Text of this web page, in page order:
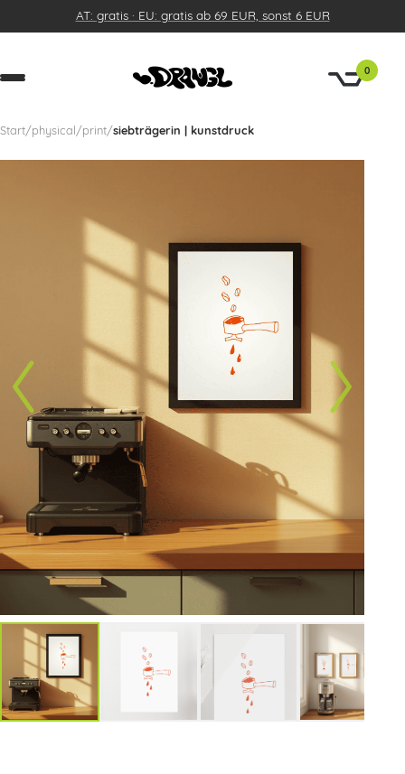
AT: gratis · EU: gratis ab 69 EUR, sonst 6 EUR
0
Start/physical /print/siebträgerin | kunstdruck